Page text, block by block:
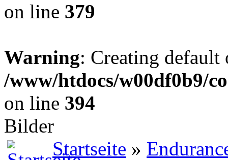
on line 379
Warning: Creating
/www/htdocs/w00df0b9/
on line 394
Bilder
Startseite »